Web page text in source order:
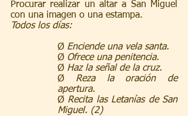
Procurar realizar un altar a San Miguel
con una imagen o una estampa.
Todos los días:
Ø Enciende una vela santa.
Ø Ofrece una penitencia.
Ø Haz la señal de la cruz.
Ø Reza la oración de
apertura.
Ø Recita las Letanías de San
Miguel. (2)